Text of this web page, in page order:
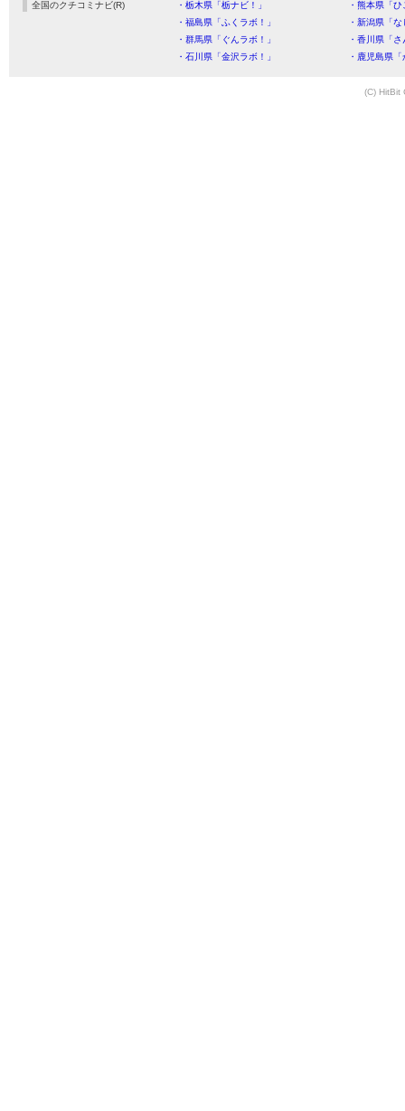
全国のクチコミナビ(R) ・栃木県「栃ナビ！」
・熊本県「
・福島県「ふくラボ！」
・新潟県「
・群馬県「ぐんラボ！」
・香川県「
・石川県「金沢ラボ！」
・鹿児島県
(C) HitBit